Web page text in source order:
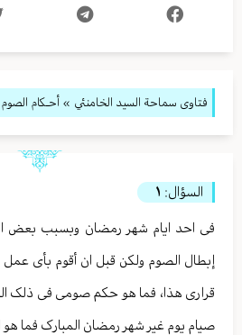
فتاوى سماحة السيد الخامنئي » أحـكام الصوم
السؤال: ١
فی احد ایام شهر رمضان وبسبب بعض
إبطال الصوم ولکن قبل ان أقوم بأی
قراری هذا، فما هو حکم صومی فی ذلک
صیام یوم غیر شهر رمضان المبارک فما هو